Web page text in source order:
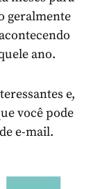
geralmente
ano.
e,
você pode
e-mail.